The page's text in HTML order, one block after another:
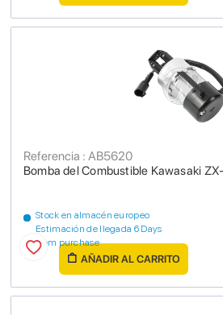
Bomba del Combustible Kawasaki
Referencia : AB5620
Stock en almacén europeo
Estimación de llegada 6 Days
from purchase
AÑADIR AL CARRITO